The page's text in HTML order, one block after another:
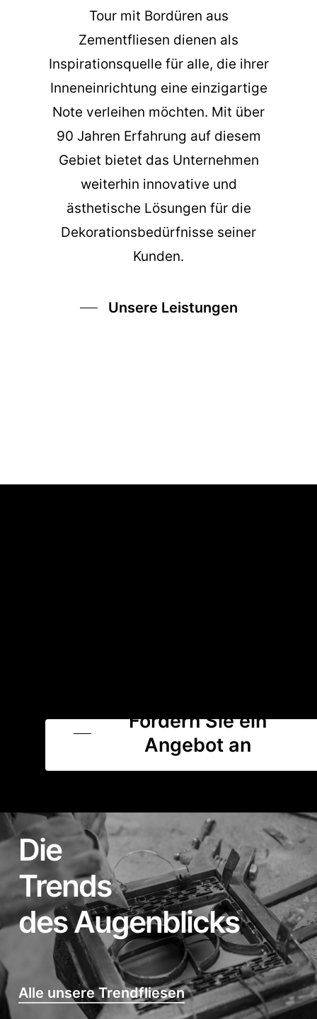
Tourmit Bordüren aus
Zementfliesen dienen als
Inspirationsquelle für alle, die ihrer
Inneneinrichtung eine einzigartige
Note verleihen möchten. Mit über
90 Jahren Erfahrung auf diesem
Gebiet bietet das Unternehmen
weiterhin innovative und
ästhetische Lösungen für die
Dekorationsbedürfnisse seiner
Kunden.
Unsere Leistungen
Fordern Sie ein
Angebot an
Die
Trends
des Augenblicks
Alle unsere Trendfliesen